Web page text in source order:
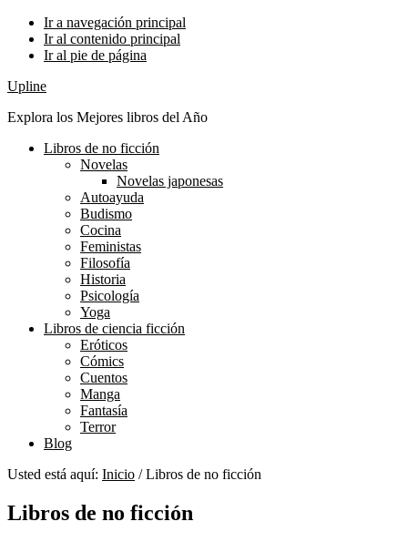
Ir a navegación principal
Ir al contenido principal
Ir al pie de página
Upline
Explora los Mejores libros del Año
Libros de no ficción
Novelas
Novelas japonesas
Autoayuda
Budismo
Cocina
Feministas
Filosofía
Historia
Psicología
Yoga
Libros de ciencia ficción
Eróticos
Cómics
Cuentos
Manga
Fantasía
Terror
Blog
Usted está aquí: Inicio /Libros de no ficción
Libros de no ficción